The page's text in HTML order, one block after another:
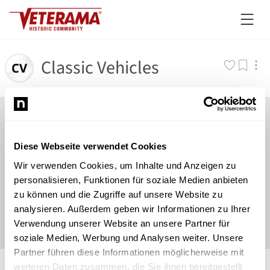
Diese Webseite verwendet Cookies
Wir verwenden Cookies, um Inhalte und Anzeigen zu
personalisieren, Funktionen für soziale Medien anbieten
zu können und die Zugriffe auf unsere Website zu
analysieren. Außerdem geben wir Informationen zu Ihrer
Verwendung unserer Website an unsere Partner für
soziale Medien, Werbung und Analysen weiter. Unsere
Partner führen diese Informationen möglicherweise mit
weiteren Daten zusammen, die Sie ihnen bereitgestellt
Classic Vehicles
©Newsload/System